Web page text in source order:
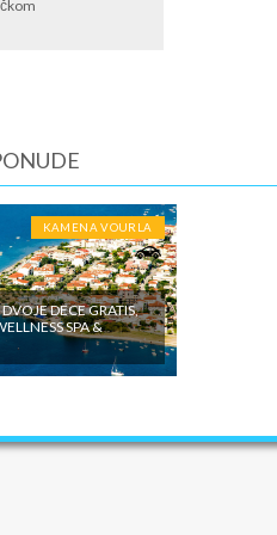
KAMENA VOURLA
DECE GRATIS,
SPA &